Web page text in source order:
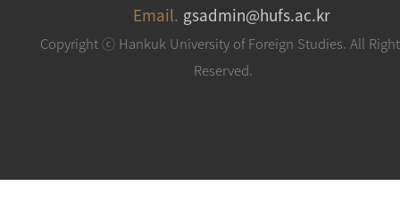
Email. gsadmin@hufs.ac.kr
Copyright ⓒ Hankuk University of Foreign Studies. All
Reserved.